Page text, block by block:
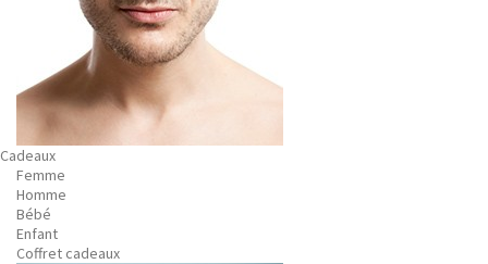
Cadeaux
Femme
Homme
Bébé
Enfant
Coffret cadeaux